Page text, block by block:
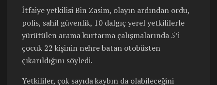
İtfaiye yetkilisi Bin Zasim, olayın ardından ordu,
polis, sahil güvenlik, 10 dalgıç yerel yetkililerle
yürütülen arama kurtarma çalışmalarında 5’i
çocuk 22 kişinin nehre batan otobüsten
çıkarıldığını söyledi.
Yetkililer, çok sayıda kaybın da olabileceğini